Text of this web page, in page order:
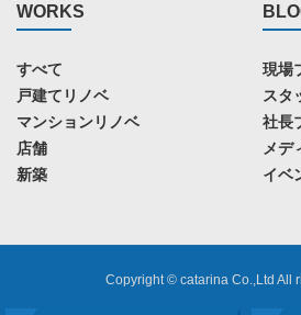
WORKS
すべて
戸建てリノベ
マンションリノベ
店舗
新築
現場
スタ
社長
メデ
イベ
Copyright © catarina Co.,Ltd All